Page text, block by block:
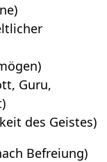
Guru,
des Geistes)
Befreiung)